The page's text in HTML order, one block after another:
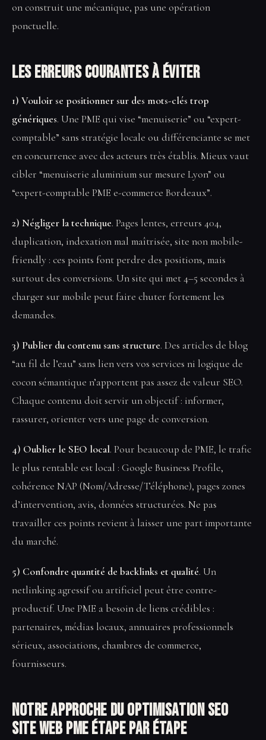
on construit une mécanique, pas une opération
ponctuelle.
Les erreurs courantes à éviter
1) Vouloir se positionner sur des mots-clés trop
génériques. Une PME qui vise “menuiserie” ou “expert-
comptable” sans stratégie locale ou différenciante se met
en concurrence avec des acteurs très établis. Mieux vaut
cibler “menuiserie aluminium sur mesure Lyon” ou
“expert-comptable PME e-commerce Bordeaux”.
2) Négliger la technique. Pages lentes, erreurs 404,
duplication, indexation mal maîtrisée, site non mobile-
friendly : ces points font perdre des positions, mais
surtout des conversions. Un site qui met 4–5 secondes à
charger sur mobile peut faire chuter fortement les
demandes.
3) Publier du contenu sans structure. Des articles de blog
“au fil de l’eau” sans lien vers vos services ni logique de
cocon sémantique n’apportent pas assez de valeur SEO.
Chaque contenu doit servir un objectif : informer,
rassurer, orienter vers une page de conversion.
4) Oublier le SEO local. Pour beaucoup de PME, le trafic
le plus rentable est local : Google Business Profile,
cohérence NAP (Nom/Adresse/Téléphone), pages zones
d’intervention, avis, données structurées. Ne pas
travailler ces points revient à laisser une part importante
du marché.
5) Confondre quantité de backlinks et qualité. Un
netlinking agressif ou artificiel peut être contre-
productif. Une PME a besoin de liens crédibles :
partenaires, médias locaux, annuaires professionnels
sérieux, associations, chambres de commerce,
fournisseurs.
Notre approche du Optimisation SEO
site web PME étape par étape